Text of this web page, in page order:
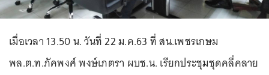
เมื่อเวลา 13.50 น. วันที่ 22 ม.ค.63 ที่ สน.เพชรเกษม
พล.ต.ท.ภัคพงศ์ พงษ์เภตรา ผบช.น. เรียกประชุมชุดคลี่คลาย